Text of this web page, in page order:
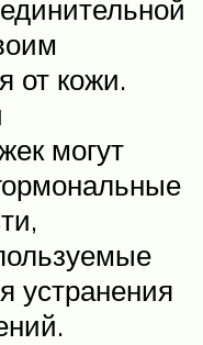
от кожи.
могут
устранения